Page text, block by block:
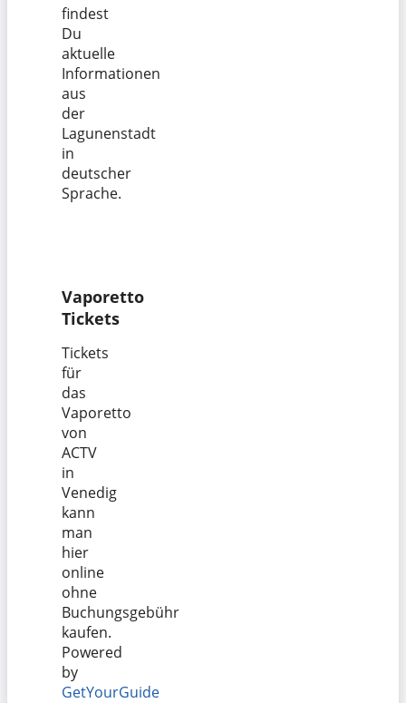
findest
Du
aktuelle
Informationen
aus
der
Lagunenstadt
in
deutscher
Sprache.
Vaporetto
Tickets
Tickets
für
das
Vaporetto
von
ACTV
in
Venedig
kann
man
hier
online
ohne
Buchungsgebühr
kaufen.
Powered
by
GetYourGuide